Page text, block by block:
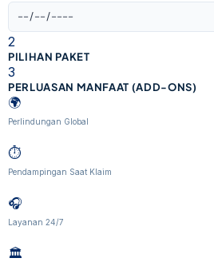
2
PILIHAN PAKET
3
PERLUASAN MANFAAT (ADD-ONS)
🌍
Perlindungan Global
⏱️
Pendampingan Saat Klaim
🎧
Layanan 24/7
🏛️